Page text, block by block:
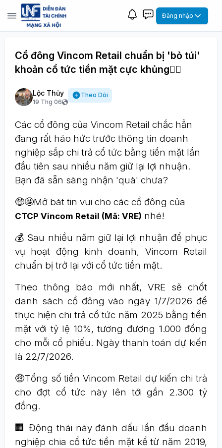
Đăng nhập
Cổ đông Vincom Retail chuẩn bị 'bỏ túi'
khoản cổ tức tiền mặt cực khủng❤️‍🔥
Lộc Thủy
19 Thg 06
Theo Dõi
Các cổ đông của Vincom Retail chắc hẳn
đang rất háo hức trước thông tin doanh
nghiệp sắp chi trả cổ tức bằng tiền mặt lần
đầu tiên sau nhiều năm giữ lại lợi nhuận.
Bạn đã sẵn sàng nhận 'quà' chưa?
🤑🤩Mở bát tin vui cho các cổ đông của
CTCP Vincom Retail (Mã: VRE) nhé!
💰 Sau nhiều năm giữ lại lợi nhuận để phục
vụ hoạt động kinh doanh, Vincom Retail
chuẩn bị trở lại với cổ tức tiền mặt.
Theo thông báo mới nhất, VRE sẽ chốt
danh sách cổ đông vào ngày 1/7/2026 để
thực hiện chi trả cổ tức năm 2025 bằng tiền
mặt với tỷ lệ 10%, tương đương 1.000 đồng
cho mỗi cổ phiếu. Ngày thanh toán dự kiến
là 22/7/2026.
🤑Tổng số tiền Vincom Retail dự kiến chi trả
cho đợt cổ tức này lên tới gần 2.300 tỷ
đồng.
🏢 Động thái này đánh dấu lần đầu doanh
nghiệp chia cổ tức tiền mặt kể từ năm 2019,